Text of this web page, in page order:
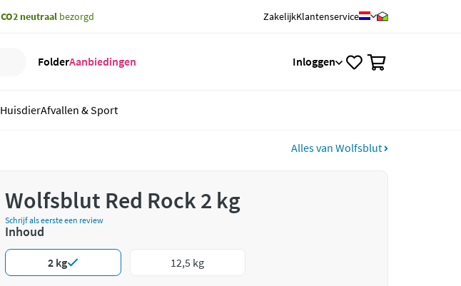
CO2 neutraal bezorgd ZakelijkKlantenservice
FolderAanbiedingen Inloggen
HuisdierAfvallen & Sport
Alles van Wolfsblut
Wolfsblut Red Rock 2 kg
Schrijf als eerste een review
Inhoud
2 kg 12,5 kg